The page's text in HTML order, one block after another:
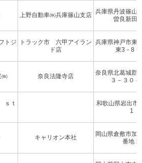
上野自動車㈱兵庫篠山支店 兵庫県丹波篠山
曽良新田
トジ
トラック市 六甲アイラン
ド店
兵庫県神戸市東
東3－8－
㈱ 奈良法隆寺店
奈良県北葛城郡
３－３０
ｓｔ
和歌山県岩出市
1
キャリオン本社
岡山県倉敷市加
番地１